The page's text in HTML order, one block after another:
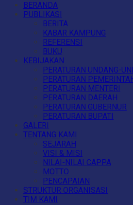
BERANDA
PUBLIKASI
BERITA
KABAR KAMPUNG
REFERENSI
BUKU
KEBIJAKAN
PERATURAN UNDANG-
PERATURAN
PERATURAN MENTERI
PERATURAN DAERAH
PERATURAN GUBERNUR
PERATURAN BUPATI
GALERI
TENTANG KAMI
SEJARAH
VISI & MISI
NILAI-NILAI CAPPA
MOTTO
PENCAPAIAN
STRUKTUR ORGANISASI
TIM KAMI